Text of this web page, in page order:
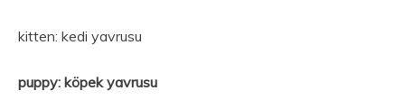
kitten: kedi yavrusu
puppy: köpek yavrusu